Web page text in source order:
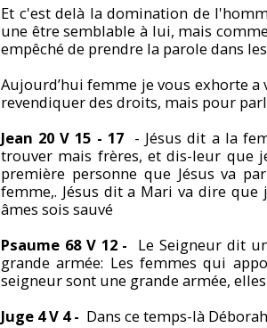
Et c'est delà la domination de
une être semblable à lui, mais
empêché de prendre la parole dans
Aujourd’hui femme je vous exhorte
revendiquer des droits, mais pour
Jean 20 V 15 - 17 - Jésus dit a la
trouver mais frères, et dis-leur que
première personne que Jésus va
femme,. Jésus dit a Mari va dire
âmes sois sauvé
Psaume 68 V 12- Le Seigneur dit
grande armée: Les femmes qui
seigneur sont une grande armée,
Juge 4 V 4- Dans ce temps-là